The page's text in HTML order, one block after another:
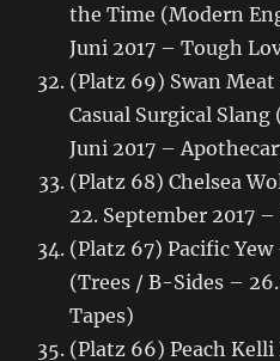
the Time (Modern
Juni 2017 – Tough
(Platz 69) Swan
Casual Surgical
Juni 2017 –
(Platz 68) Chelsea
22. September 2017
(Platz 67) Pacific
(Trees / B-Sides –
Tapes)
(Platz 66) Peach